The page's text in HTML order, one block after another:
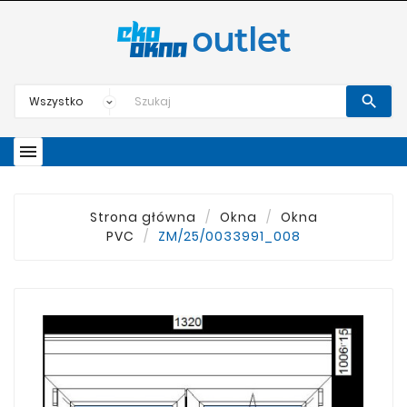


Strona główna Okna
Okna
PVC
ZM/25/0033991_008